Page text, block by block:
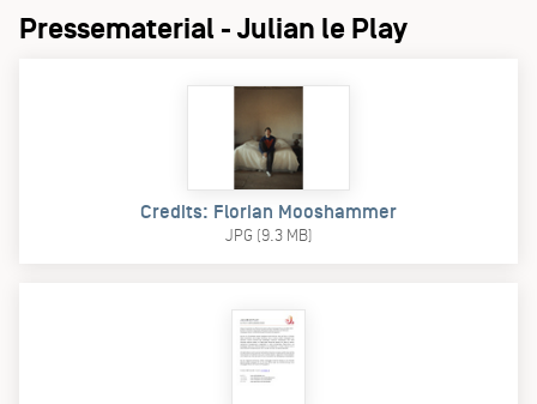
Pressematerial - Julian le Play
Credits: Florian Mooshammer
JPG (9.3 MB)